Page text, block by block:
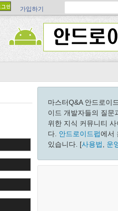
가입하기
마스터Q&A 안드로이
이드 개발자들의 질문
위한 지식 커뮤니티 사
다. 안드로이드펍에서
있습니다. [사용법 운